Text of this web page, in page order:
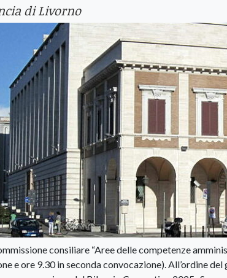
di Livorno
consiliare “Aree delle competenze
e ore 9.30 in seconda convocazione). All’ordine